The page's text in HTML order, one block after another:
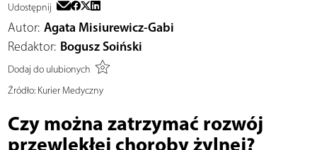
Udostępnij
Autor: Agata Misiurewicz-Gabi
Redaktor: Bogusz Soiński
Dodaj do ulubionych
Źródło:Kurier Medyczny
Czy można zatrzymać rozwój
przewlekłej choroby żylnej?